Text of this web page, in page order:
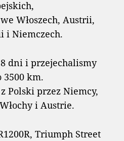
Włoszech, Austrii,
i Niemczech.
dni i przejechalismy
3500 km.
Polski przez Niemcy,
i Austrie.
Triumph Street